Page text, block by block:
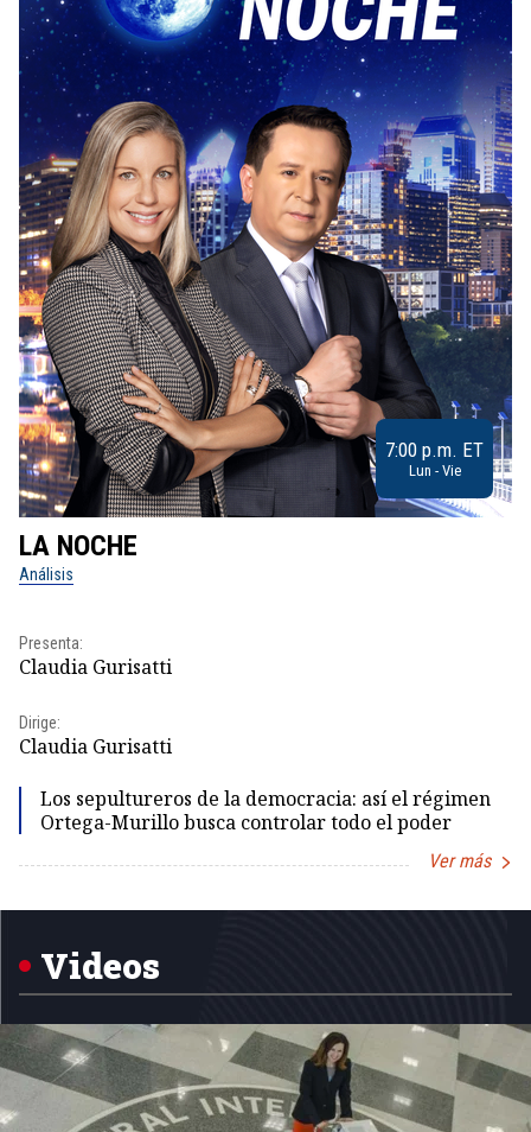
7:00 p.m. ET
Lun - Vie
LA NOCHE
Análisis
Presenta:
Claudia Gurisatti
Dirige:
Claudia Gurisatti
Los sepultureros de la democracia: así el régimen
Ortega-Murillo busca controlar todo el poder
Ver más
1
Videos